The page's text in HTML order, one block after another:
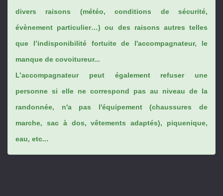
divers raisons (météo, conditions de sécurité,
évènement particulier…) ou des raisons autres telles
que l’indisponibilité fortuite de l'accompagnateur, le
manque de covoitureur...
L’accompagnateur peut également refuser une
personne si elle ne correspond pas au niveau de la
randonnée, n'a pas l'équipement (chaussures de
marche, sac à dos, vêtements adaptés), piquenique,
eau, etc...